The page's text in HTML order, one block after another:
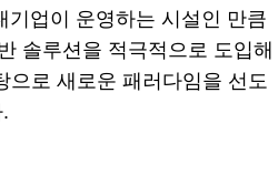
기업이 운영하는 시설인 만큼
솔루션을 적극적으로 도입해
으로 새로운 패러다임을 선도